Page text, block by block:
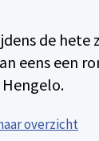
de hete
eens een
overzicht